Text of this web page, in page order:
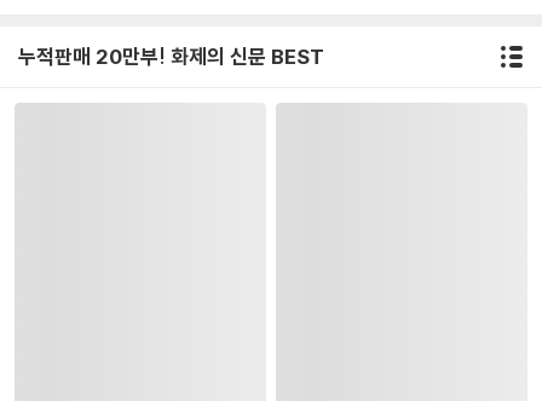
누적판매 20만부! 화제의 신문 BEST